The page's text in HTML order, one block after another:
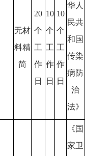
无材
料精
简
20
个
工
作
日
10
个
工
作
日
10
个
工
作
日
华人
民共
和国
传染
病防
治
法》
《国
家卫